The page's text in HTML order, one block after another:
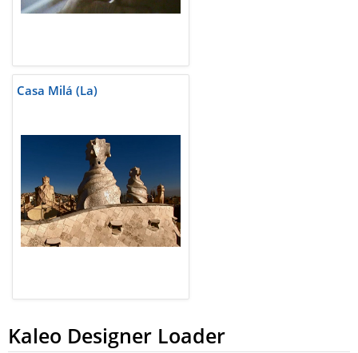
Casa Milá (La)
Kaleo Designer Loader